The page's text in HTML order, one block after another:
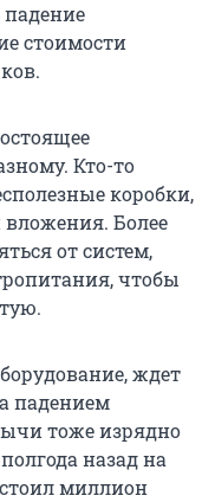
стоимости
Кто-то
коробки,
вложения. Более
от систем,
чтобы
ждет
падением
тоже изрядно
назад на
миллион